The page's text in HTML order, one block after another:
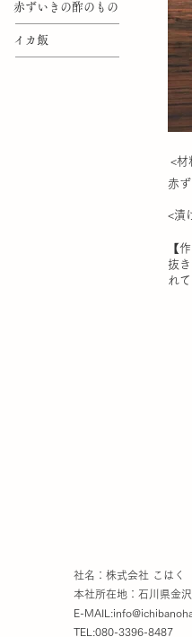
赤ずいきの酢のもの
イカ飯
<材
赤
<漬
【
抜
れ
社名：株式会社 こはく
本社所在地：石川県金
E-MAIL:
TEL:080-3396-8487